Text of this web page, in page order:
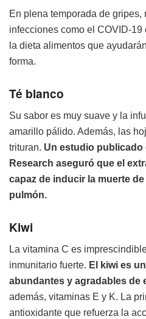
En plena temporada de gripes,
infecciones como el COVID-
la dieta alimentos que
forma.
Té blanco
Su sabor es muy suave y la
amarillo pálido. Además, las
trituran. Un estudio publicado
Research aseguró que el
capaz de inducir la muerte
pulmón.
Kiwi
La vitamina C es
inmunitario fuerte. El kiwi es
abundantes y agradables de
además, vitaminas E y K. La
antioxidante que refuerza la